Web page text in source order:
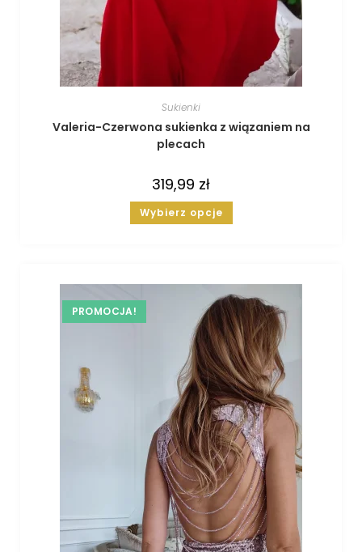
Sukienki
Valeria-Czerwona sukienka z wiązaniem na
plecach
319,99 zł
Wybierz opcje
PROMOCJA!